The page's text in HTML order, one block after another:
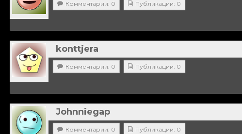
Комментарии: 0 Публикации: 0
konttjera
Комментарии: 0 Публикации: 0
Johnniegap
Комментарии: 0 Публикации: 0